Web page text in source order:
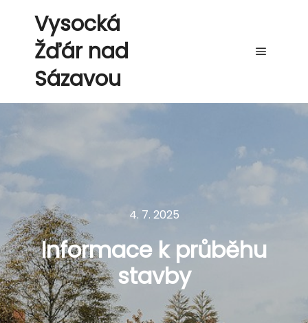
Vysocká
Žďár nad
Sázavou
4. 7. 2025
Informace k průběhu
stavby